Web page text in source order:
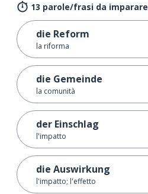
13 parole/frasi da imparare
die Reform
la riforma
die Gemeinde
la comunità
der Einschlag
l'impatto
die Auswirkung
l'impatto; l'effetto